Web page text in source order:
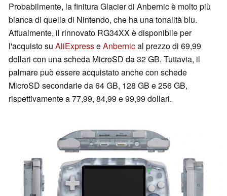
Probabilmente, la finitura Glacier di Anbernic è molto più
bianca di quella di Nintendo, che ha una tonalità blu.
Attualmente, il rinnovato RG34XX è disponibile per
l'acquisto su AliExpresseAnbernical prezzo di 69,99
dollari con una scheda MicroSD da 32 GB. Tuttavia, il
palmare può essere acquistato anche con schede
MicroSD secondarie da 64 GB, 128 GB e 256 GB,
rispettivamente a 77,99, 84,99 e 99,99 dollari.